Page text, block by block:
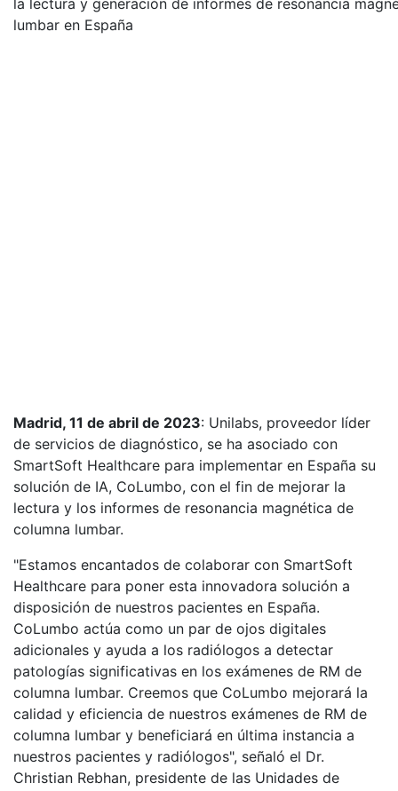
Madrid, 11 de abril de 2023: Unilabs, proveedor líder
de servicios de diagnóstico, se ha asociado con
SmartSoft Healthcare para implementar en España su
solución de IA, CoLumbo, con el fin de mejorar la
lectura y los informes de resonancia magnética de
columna lumbar.
"Estamos encantados de colaborar con SmartSoft
Healthcare para poner esta innovadora solución a
disposición de nuestros pacientes en España.
CoLumbo actúa como un par de ojos digitales
adicionales y ayuda a los radiólogos a detectar
patologías significativas en los exámenes de RM de
columna lumbar. Creemos que CoLumbo mejorará la
calidad y eficiencia de nuestros exámenes de RM de
columna lumbar y beneficiará en última instancia a
nuestros pacientes y radiólogos", señaló el Dr.
Christian Rebhan, presidente de las Unidades de